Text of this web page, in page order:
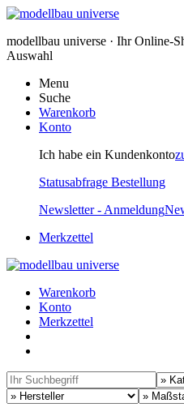
modellbau universe · Ihr Online-
Auswahl
Menu
Suche
Warenkorb
Konto
Ich habe ein Kundenkonto
Statusabfrage Bestellung
Newsletter - Anmeldung
Merkzettel
Warenkorb
Konto
Merkzettel